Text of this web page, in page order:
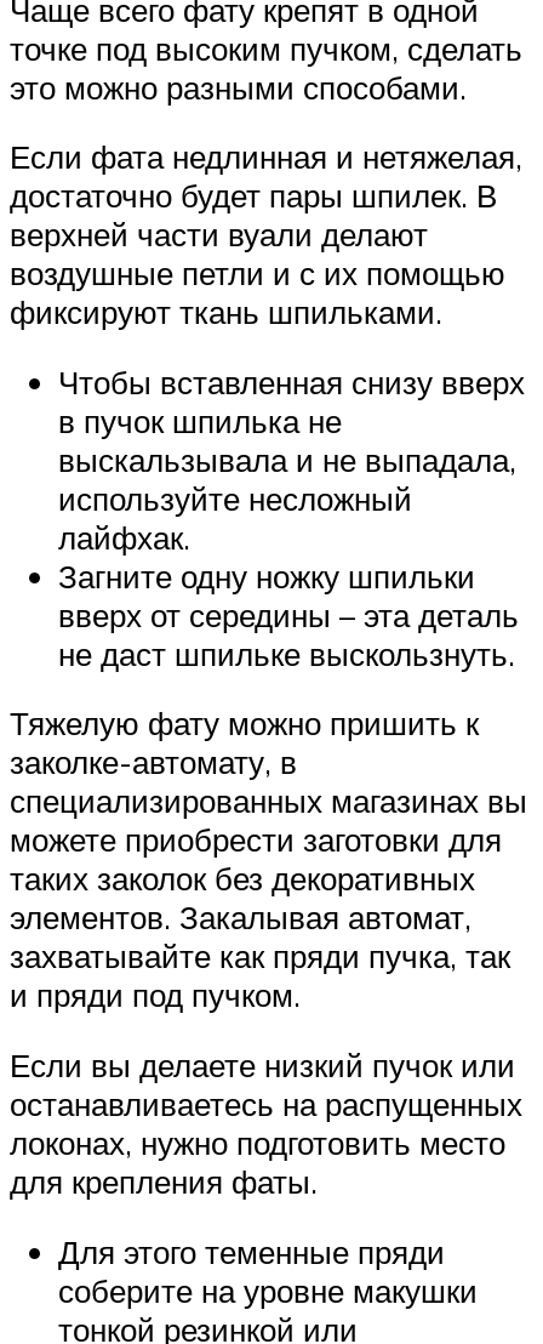
Чаще всего фату крепят в одной
точке под высоким пучком, сделать
это можно разными способами.
Если фата недлинная и нетяжелая,
достаточно будет пары шпилек. В
верхней части вуали делают
воздушные петли и с их помощью
фиксируют ткань шпильками.
Чтобы вставленная снизу вверх
в пучок шпилька не
выскальзывала и не выпадала,
используйте несложный
лайфхак.
Загните одну ножку шпильки
вверх от середины – эта деталь
не даст шпильке выскользнуть.
Тяжелую фату можно пришить к
заколке-автомату, в
специализированных магазинах вы
можете приобрести заготовки для
таких заколок без декоративных
элементов. Закалывая автомат,
захватывайте как пряди пучка, так
и пряди под пучком.
Если вы делаете низкий пучок или
останавливаетесь на распущенных
локонах, нужно подготовить место
для крепления фаты.
Для этого теменные пряди
соберите на уровне макушки
тонкой резинкой или